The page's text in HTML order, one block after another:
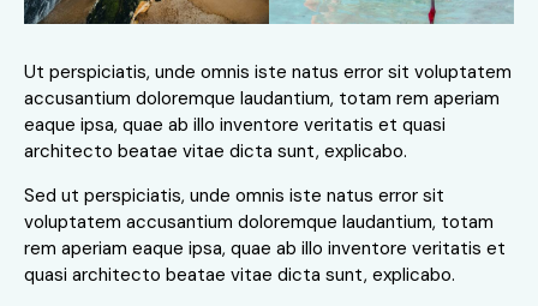
Ut perspiciatis, unde omnis iste natus error sit voluptatem
accusantium doloremque laudantium, totam rem aperiam
eaque ipsa, quae ab illo inventore veritatis et quasi
architecto beatae vitae dicta sunt, explicabo.
Sed ut perspiciatis, unde omnis iste natus error sit
voluptatem accusantium doloremque laudantium, totam
rem aperiam eaque ipsa, quae ab illo inventore veritatis et
quasi architecto beatae vitae dicta sunt, explicabo.